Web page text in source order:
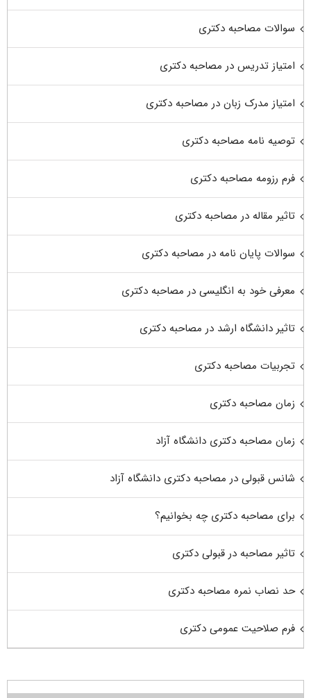
سوالات مصاحبه دکتری
امتیاز تدریس در مصاحبه دکتری
امتیاز مدرک زبان در مصاحبه دکتری
توصیه نامه مصاحبه دکتری
فرم رزومه مصاحبه دکتری
تاثیر مقاله در مصاحبه دکتری
سوالات پایان نامه در مصاحبه دکتری
معرفی خود به انگلیسی در مصاحبه دکتری
تاثیر دانشگاه ارشد در مصاحبه دکتری
تجربیات مصاحبه دکتری
زمان مصاحبه دکتری
زمان مصاحبه دکتری دانشگاه آزاد
شانس قبولی در مصاحبه دکتری دانشگاه آزاد
برای مصاحبه دکتری چه بخوانیم؟
تاثیر مصاحبه در قبولی دکتری
حد نصاب نمره مصاحبه دکتری
فرم صلاحیت عمومی دکتری